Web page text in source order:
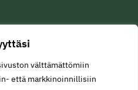
välttämättömiin
että markkinoinnillisiin